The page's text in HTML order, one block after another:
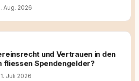
Aug. 2026
und Vertrauen in den
fliessen Spendengelder?
Juli 2026